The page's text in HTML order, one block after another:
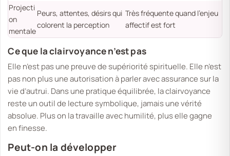
Projecti
on
mentale
Peurs, attentes, désirs qui
colorent la perception
Très fréquente quand l’enjeu
affectif est fort
Ce que la clairvoyance n’est pas
Elle n’est pas une preuve de supériorité spirituelle. Elle n’est
pas non plus une autorisation à parler avec assurance sur la
vie d’autrui. Dans une pratique équilibrée, la clairvoyance
reste un outil de lecture symbolique, jamais une vérité
absolue. Plus on la travaille avec humilité, plus elle gagne
en finesse.
Peut-on la développer